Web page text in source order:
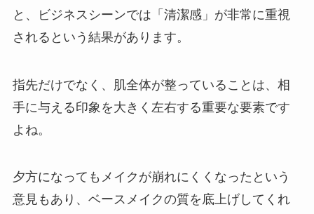
と、ビジネスシーンでは「清潔感」が非常に重視
されるという結果があります。
指先だけでなく、肌全体が整っていることは、相
手に与える印象を大きく左右する重要な要素です
よね。
夕方になってもメイクが崩れにくくなったという
意見もあり、ベースメイクの質を底上げしてくれ